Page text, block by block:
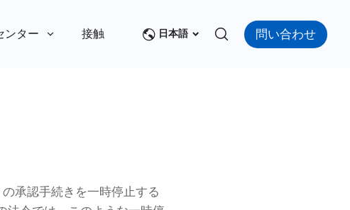
ンター 接触 日本語 問い合わせ
承認手続きを一時停止する